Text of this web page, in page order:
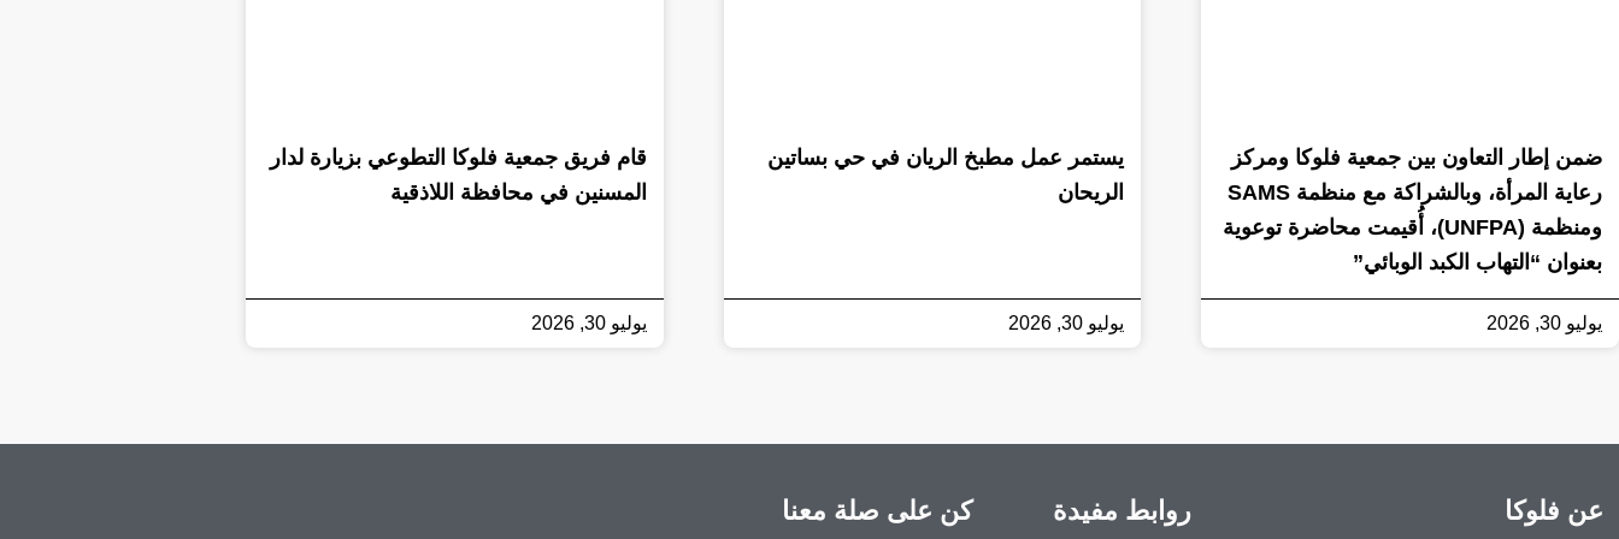
ضمن إطار التعاون بين جمعية فلوكا ومركز
رعاية المرأة، وبالشراكة مع منظمة SAMS
ومنظمة (UNFPA)، أُقيمت محاضرة توعوية
بعنوان “التهاب الكبد الوبائي”
يوليو 30, 2026
يستمر عمل مطبخ الريان في حي بساتين
الريحان
يوليو 30, 2026
قام فريق جمعية فلوكا التطوعي بزيارة لدار
المسنين في محافظة اللاذقية
يوليو 30, 2026
عن فلوكا روابط مفيدة كن على صلة معنا